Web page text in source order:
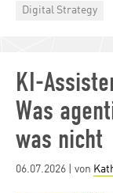
Categories
Digital Strategy
KI-
Was
was nicht
Posted
06.07.2026 | von